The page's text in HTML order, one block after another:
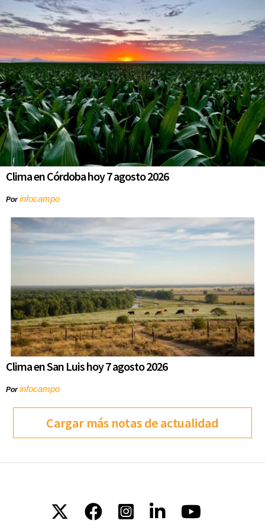
Clima en Córdoba hoy 7 agosto 2026
Porinfocampo
Clima en San Luis hoy 7 agosto 2026
Porinfocampo
Cargar más notas de actualidad